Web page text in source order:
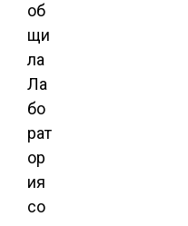
об
щи
ла
Ла
бо
рат
ор
ия
со